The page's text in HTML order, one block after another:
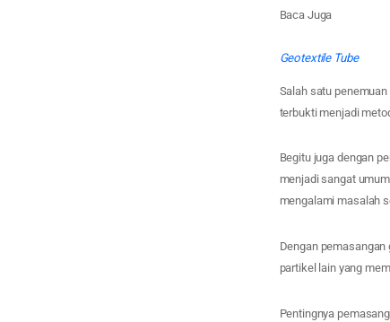
Baca Juga
Geotextile Tube
Salah satu
terbukti menjadi
Begitu juga dengan
menjadi sangat
mengalami masalah
Dengan pemasangan
partikel lain yang
Pentingnya